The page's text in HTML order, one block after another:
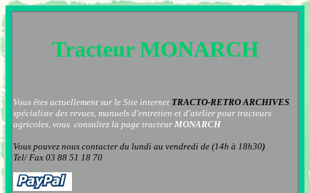
TracteurMONARCH
Vous êtes actuellement sur le Site internet TRACTO-RETRO ARCHIVES
spécialiste des revues, manuels d'entretien et d'atelier pour tracteurs
agricoles, vous consultez la page tracteur MONARCH
Vous pouvez nous contacter du lundi au vendredi de (14h à 18h30)
Tel/ Fax 03 88 51 18 70